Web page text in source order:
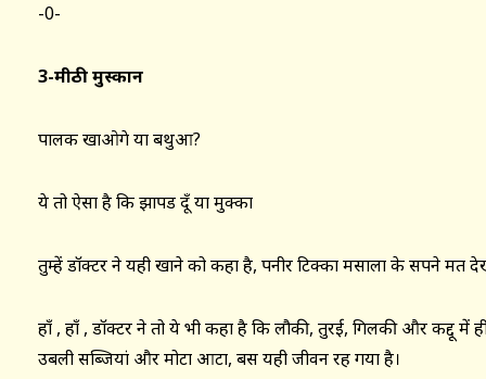
-0-
3-मीठी मुस्कान
पालक खाओगे या बथुआ?
ये तो ऐसा है कि झापड दूँ या मुक्का
तुम्हें डॉक्टर ने यही खाने को कहा है, पनीर टिक्का मसाला के सपने मत
हाँ , हाँ , डॉक्टर ने तो ये भी कहा है कि लौकी, तुरई, गिलकी और कद्दू में
उबली सब्जियां और मोटा आटा, बस यही जीवन रह गया है।